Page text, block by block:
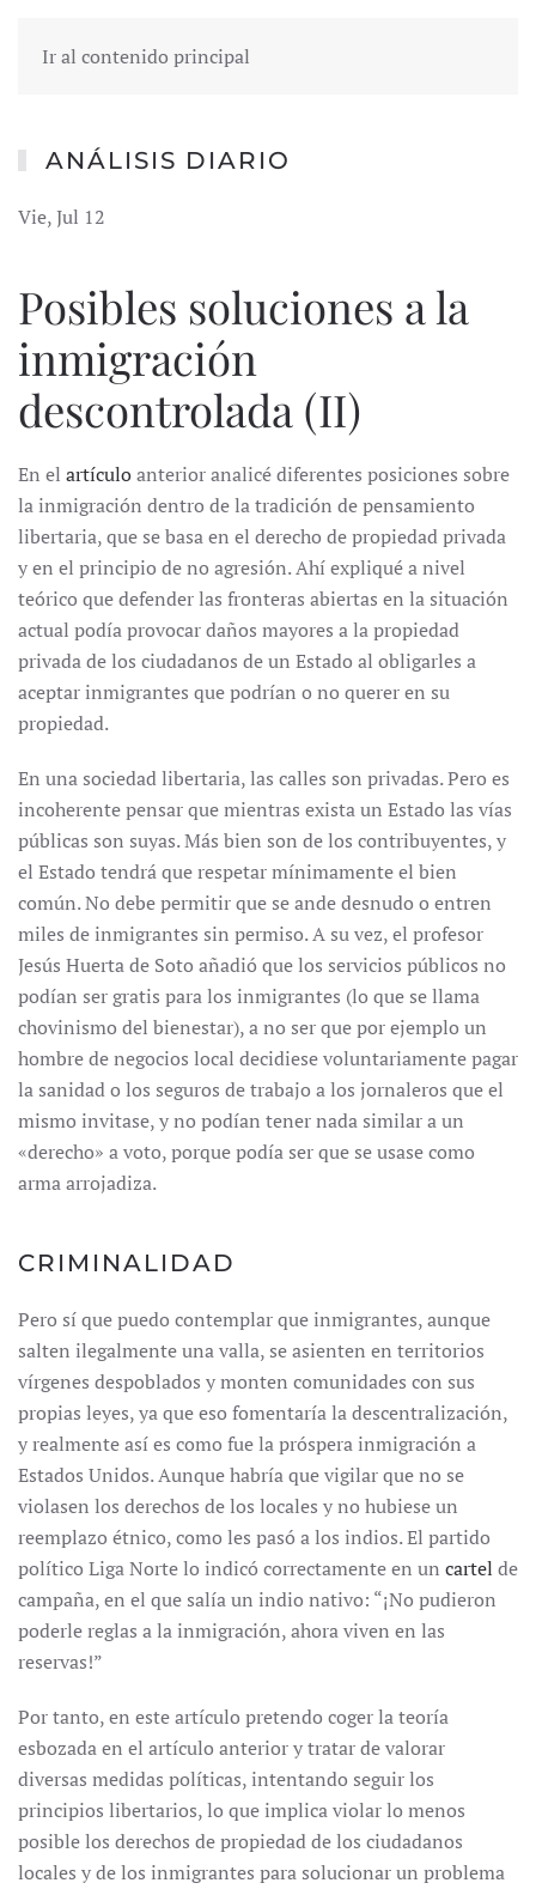
Ir al contenido principal
ANÁLISIS DIARIO
Vie, Jul 12
Posibles soluciones a la
inmigración
descontrolada (II)
En el artículoanterior analicé diferentes posiciones sobre
la inmigración dentro de la tradición de pensamiento
libertaria, que se basa en el derecho de propiedad privada
y en el principio de no agresión. Ahí expliqué a nivel
teórico que defender las fronteras abiertas en la situación
actual podía provocar daños mayores a la propiedad
privada de los ciudadanos de un Estado al obligarles a
aceptar inmigrantes que podrían o no querer en su
propiedad.
En una sociedad libertaria, las calles son privadas. Pero es
incoherente pensar que mientras exista un Estado las vías
públicas son suyas. Más bien son de los contribuyentes, y
el Estado tendrá que respetar mínimamente el bien
común. No debe permitir que se ande desnudo o entren
miles de inmigrantes sin permiso. A su vez, el profesor
Jesús Huerta de Soto añadió que los servicios públicos no
podían ser gratis para los inmigrantes (lo que se llama
chovinismo del bienestar), a no ser que por ejemplo un
hombre de negocios local decidiese voluntariamente pagar
la sanidad o los seguros de trabajo a los jornaleros que el
mismo invitase, y no podían tener nada similar a un
«derecho» a voto, porque podía ser que se usase como
arma arrojadiza.
CRIMINALIDAD
Pero sí que puedo contemplar que inmigrantes, aunque
salten ilegalmente una valla, se asienten en territorios
vírgenes despoblados y monten comunidades con sus
propias leyes, ya que eso fomentaría la descentralización,
y realmente así es como fue la próspera inmigración a
Estados Unidos. Aunque habría que vigilar que no se
violasen los derechos de los locales y no hubiese un
reemplazo étnico, como les pasó a los indios. El partido
político Liga Norte lo indicó correctamente en un cartel de
campaña, en el que salía un indio nativo: “¡No pudieron
poderle reglas a la inmigración, ahora viven en las
reservas!”
Por tanto, en este artículo pretendo coger la teoría
esbozada en el artículo anterior y tratar de valorar
diversas medidas políticas, intentando seguir los
principios libertarios, lo que implica violar lo menos
posible los derechos de propiedad de los ciudadanos
locales y de los inmigrantes para solucionar un problema